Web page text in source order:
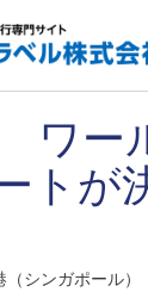
ワー
トが
シンガポール）